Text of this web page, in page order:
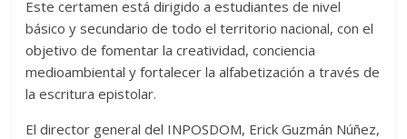
Este certamen está dirigido a estudiantes de nivel
básico y secundario de todo el territorio nacional, con el
objetivo de fomentar la creatividad, conciencia
medioambiental y fortalecer la alfabetización a través de
la escritura epistolar.
El director general del INPOSDOM, Erick Guzmán Núñez,